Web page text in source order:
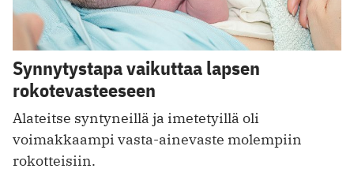
Synnytystapa vaikuttaa lapsen
rokotevasteeseen
Alateitse syntyneillä ja imetetyillä oli
voimakkaampi vasta-ainevaste molempiin
rokotteisiin.